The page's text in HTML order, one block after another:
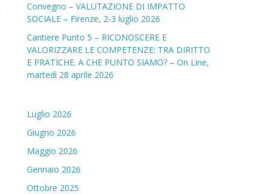
Convegno – VALUTAZIONE DI IMPATTO
SOCIALE – Firenze, 2-3 luglio 2026
Cantiere Punto 5 – RICONOSCERE E
VALORIZZARE LE COMPETENZE: TRA DIRITTO
E PRATICHE. A CHE PUNTO SIAMO? – On Line,
martedì 28 aprile 2026
Luglio 2026
Giugno 2026
Maggio 2026
Gennaio 2026
Ottobre 2025